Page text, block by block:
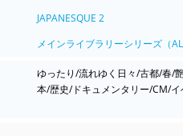
JAPANESQUE 2
メインライブラリーシリーズ（AL
ゆったり/流れゆく日々/古都/春/
本/歴史/ドキュメンタリー/CM/